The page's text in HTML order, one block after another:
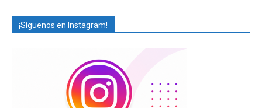
¡Síguenos en Instagram!